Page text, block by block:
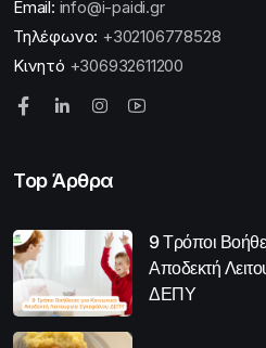
Email: info@i-paidi.gr
Τηλέφωνο: +302106778528
Κινητό +306932611200
Top Άρθρα
9 Τρόποι
Αποδεκτή
ΔΕΠΥ